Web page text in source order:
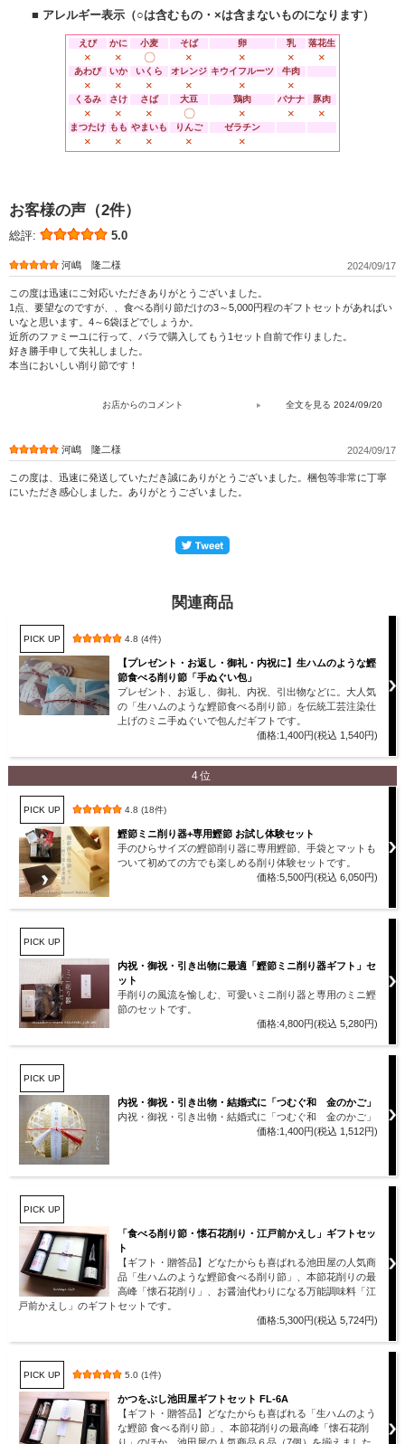
■ アレルギー表示（○は含むもの・×は含まないものになります）
えび かに 小麦 そば 卵 乳 落花生
× × 〇 × × × ×
あわび いか いくら オレンジ キウイフルーツ 牛肉
× × × × × ×
くるみ さけ さば 大豆 鶏肉 バナナ 豚肉
× × × 〇 × × ×
まつたけ もも やまいも りんご ゼラチン
× × × × ×
お客様の声（2件）
総評: 5.0
河嶋 隆二様 2024/09/17
この度は迅速にご対応いただきありがとうございました。
1点、要望なのですが、、食べる削り節だけの3～5,000円程のギフトセットがあればい
いなと思います。4～6袋ほどでしょうか。
近所のファミーユに行って、バラで購入してもう1セット自前で作りました。
好き勝手申して失礼しました。
本当においしい削り節です！
お店からのコメント 2024/09/20
河嶋 隆二様 2024/09/17
この度は、迅速に発送していただき誠にありがとうございました。梱包等非常に丁寧
にいただき感心しました。ありがとうございました。
関連商品
PICK UP 4.8 (4件)
【プレゼント・お返し・御礼・内祝に】生ハムのような鰹
節食べる削り節「手ぬぐい包」
プレゼント、お返し、御礼、内祝、引出物などに。大人気
の「生ハムのような鰹節食べる削り節」を伝統工芸注染仕
上げのミニ手ぬぐいで包んだギフトです。
価格:1,400円(税込 1,540円)
4位
PICK UP 4.8 (18件)
鰹節ミニ削り器+専用鰹節 お試し体験セット
手のひらサイズの鰹節削り器に専用鰹節、手袋とマットも
ついて初めての方でも楽しめる削り体験セットです。
価格:5,500円(税込 6,050円)
PICK UP
内祝・御祝・引き出物に最適「鰹節ミニ削り器ギフト」セ
ット
手削りの風流を愉しむ、可愛いミニ削り器と専用のミニ鰹
節のセットです。
価格:4,800円(税込 5,280円)
PICK UP
内祝・御祝・引き出物・結婚式に「つむぐ和 金のかご」
内祝・御祝・引き出物・結婚式に「つむぐ和 金のかご」
価格:1,400円(税込 1,512円)
PICK UP
「食べる削り節・懐石花削り・江戸前かえし」ギフトセッ
ト
【ギフト・贈答品】どなたからも喜ばれる池田屋の人気商
品「生ハムのような鰹節食べる削り節」、本節花削りの最
高峰「懐石花削り」、お醤油代わりになる万能調味料「江
戸前かえし」のギフトセットです。
価格:5,300円(税込 5,724円)
PICK UP 5.0 (1件)
かつをぶし池田屋ギフトセット FL-6A
【ギフト・贈答品】どなたからも喜ばれる「生ハムのよう
な鰹節 食べる削り節」、本節花削りの最高峰「懐石花削